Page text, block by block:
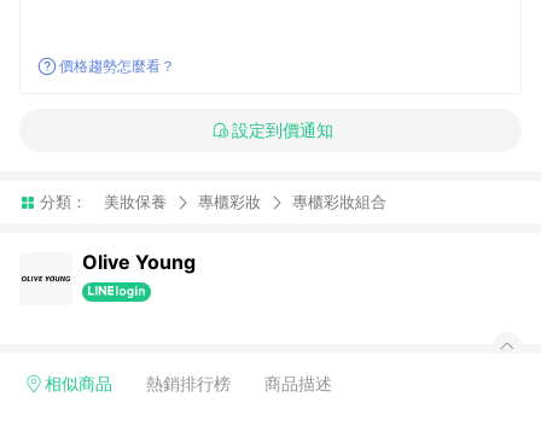
價格趨勢怎麼看？
設定到價通知
分類： 美妝保養 專櫃彩妝 專櫃彩妝組合
Olive Young
相似商品 熱銷排行榜 商品描述